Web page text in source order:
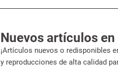
Nuevos artículos en
¡Artículos nuevos o redisponibles
y reproducciones de alta calidad